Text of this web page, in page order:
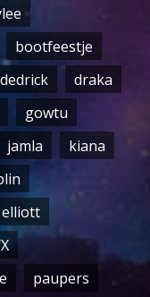
bootfeestje
dedrick
draka
gowtu
jamla
kiana
elliott
paupers